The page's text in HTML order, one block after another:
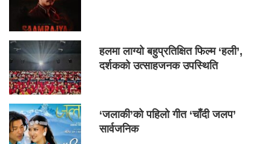
हलमा लाग्यो बहुप्रतिक्षित फिल्म ‘हली’,
दर्शकको उत्साहजनक उपस्थिति
‘जलाकी’को पहिलो गीत ‘चाँदी जलप’
सार्वजनिक